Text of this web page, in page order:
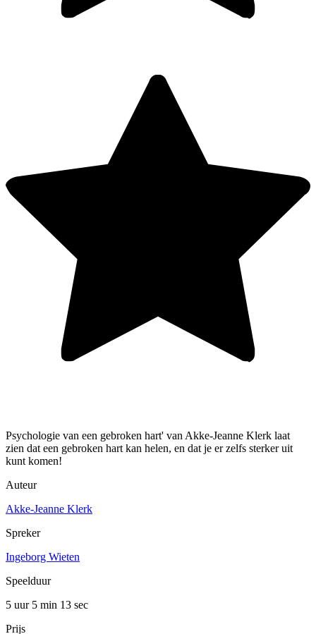
Psychologie van een gebroken hart' van Akke-Jeanne Klerk laat
zien dat een gebroken hart kan helen, en dat je er zelfs sterker uit
kunt komen!
Auteur
Akke-Jeanne Klerk
Spreker
Ingeborg Wieten
Speelduur
5 uur 5 min 13 sec
Prijs